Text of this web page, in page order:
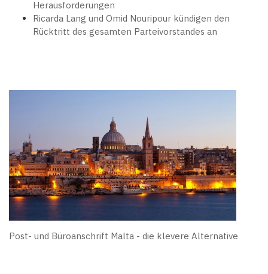
Herausforderungen
Ricarda Lang und Omid Nouripour kündigen den
Rücktritt des gesamten Parteivorstandes an
Post- und Büroanschrift Malta - die klevere Alternative